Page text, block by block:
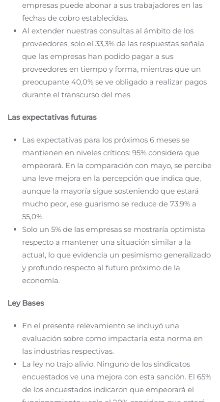
empresas puede abonar a sus trabajadores en las
fechas de cobro establecidas.
Al extender nuestras consultas al ámbito de los
proveedores, solo el 33,3% de las respuestas señala
que las empresas han podido pagar a sus
proveedores en tiempo y forma, mientras que un
preocupante 40,0% se ve obligado a realizar pagos
durante el transcurso del mes.
Las expectativas futuras
Las expectativas para los próximos 6 meses se
mantienen en niveles críticos: 95% considera que
empeorará. En la comparación con mayo, se percibe
una leve mejora en la percepción que indica que,
aunque la mayoría sigue sosteniendo que estará
mucho peor, ese guarismo se reduce de 73,9% a
55,0%.
Solo un 5% de las empresas se mostraría optimista
respecto a mantener una situación similar a la
actual, lo que evidencia un pesimismo generalizado
y profundo respecto al futuro próximo de la
economía.
Ley Bases
En el presente relevamiento se incluyó una
evaluación sobre como impactaría esta norma en
las industrias respectivas.
La ley no trajo alivio. Ninguno de los sindicatos
encuestados ve una mejora con esta sanción. El 65%
de los encuestados indicaron que empeorará el